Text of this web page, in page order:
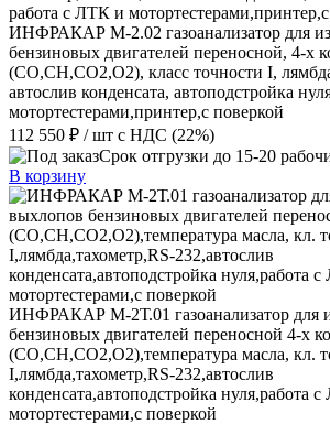
ИНФРАКАР М-2.02 газоанализатор для
бензиновых двигателей переносной, 4-х
(CO,CH,СО2,О2), класс точности I,
автослив конденсата, автоподстройка
мотортестерами,принтер,с поверкой
112 550 ₽ / шт с НДС (22%)
Срок отгрузки до 15-20
В корзину
ИНФРАКАР М-2Т.01 газоанализатор для
бензиновых двигателей переносной 4-х
(CO,CH,СО2,О2),температура масла, кл.
I,лямбда,тахометр,RS-232,автослив
конденсата,автоподстройка нуля,работа
мотортестерами,с поверкой